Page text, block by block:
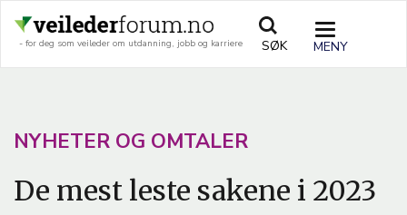
hovedinnhold
- for deg som veileder om utdanning, jobb og karriere SØK
A
T
NYHETER OG OMTALER
De mest leste sakene i 2023